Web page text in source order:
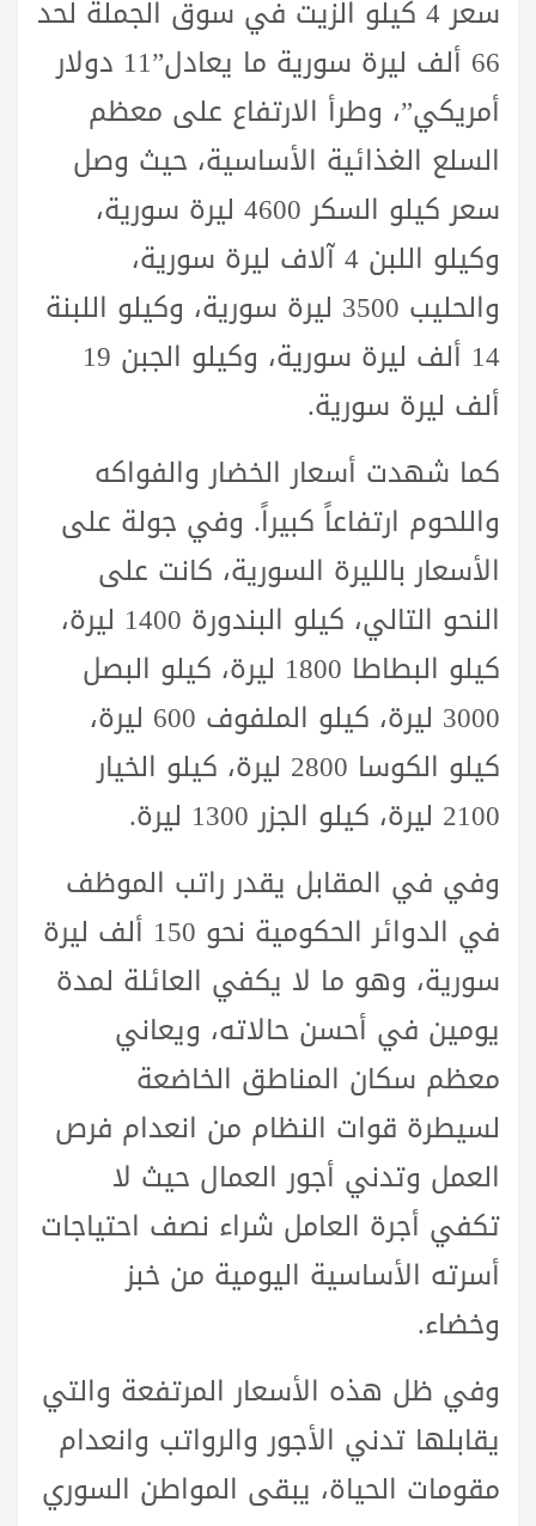
سعر 4 كيلو الزيت في سوق الجملة لحد
66 ألف ليرة سورية ما يعادل”11 دولار
أمريكي”، وطرأ الارتفاع على معظم
السلع الغذائية الأساسية، حيث وصل
سعر كيلو السكر 4600 ليرة سورية،
وكيلو اللبن 4 آلاف ليرة سورية،
والحليب 3500 ليرة سورية، وكيلو اللبنة
14 ألف ليرة سورية، وكيلو الجبن 19
ألف ليرة سورية.
كما شهدت أسعار الخضار والفواكه
واللحوم ارتفاعاً كبيراً. وفي جولة على
الأسعار بالليرة السورية، كانت على
النحو التالي، كيلو البندورة 1400 ليرة،
كيلو البطاطا 1800 ليرة، كيلو البصل
3000 ليرة، كيلو الملفوف 600 ليرة،
كيلو الكوسا 2800 ليرة، كيلو الخيار
2100 ليرة، كيلو الجزر 1300 ليرة.
وفي في المقابل يقدر راتب الموظف
في الدوائر الحكومية نحو 150 ألف ليرة
سورية، وهو ما لا يكفي العائلة لمدة
يومين في أحسن حالاته، ويعاني
معظم سكان المناطق الخاضعة
لسيطرة قوات النظام من انعدام فرص
العمل وتدني أجور العمال حيث لا
تكفي أجرة العامل شراء نصف احتياجات
أسرته الأساسية اليومية من خبز
وخضاء.
وفي ظل هذه الأسعار المرتفعة والتي
يقابلها تدني الأجور والرواتب وانعدام
مقومات الحياة، يبقى المواطن السوري